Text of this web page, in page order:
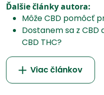
Ďalšie články autora:
Môže CBD pomôcť
Dostanem sa z CBD
CBD THC?
Viac článkov